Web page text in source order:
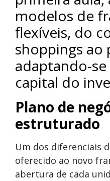
modelos de
flexíveis, do
shoppings ao
adaptando-
capital do
Plano de
estruturado
Um dos diferenciais
oferecido ao novo
abertura de cada